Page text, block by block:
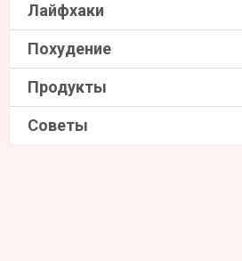
Лайфхаки
Похудение
Продукты
Советы